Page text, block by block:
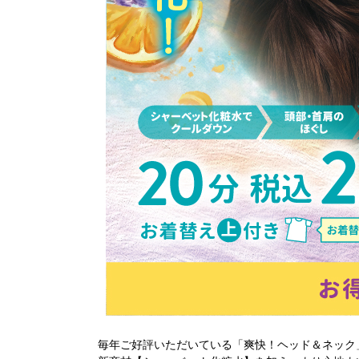
毎年ご好評いただいている「爽快！ヘッド＆ネック